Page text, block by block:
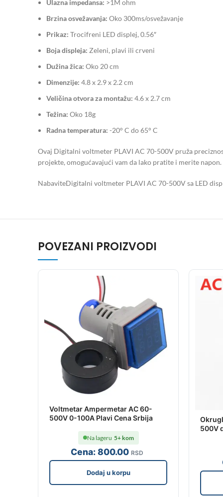
Ulazna impedansa: >1M ohm
Brzina osvežavanja: Oko 300ms/osvežavanje
Prikaz: Trocifreni LED displej, 0.56″
Boja displeja: Zeleni, plavi ili crveni
Dužina žica: Oko 20 cm
Dimenzije: 4.8 x 2.9 x 2.2 cm
Veličina otvora za montažu: 4.6 x 2.7 cm
Težina: Oko 18g
Radna temperatura: -20° C do 65° C
Ovaj Digitalni voltmeter PLAVI AC 70-500V pruža
projekte, omogućavajući vam da lako pratite i merite
NabaviteDigitalni voltmeter PLAVI AC 70-500V sa LED
POVEZANI PROIZVODI
Voltmetar Ampermetar AC 60-
500V 0-100A Plavi Cena Srbija
Cena:800.00 RSD
Na lageru 5+ kom
Dodaj u korpu
500V